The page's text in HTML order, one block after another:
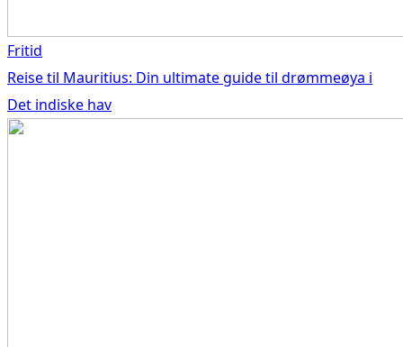
Fritid
Reise til Mauritius: Din ultimate guide til drømmeøya i
Det indiske hav